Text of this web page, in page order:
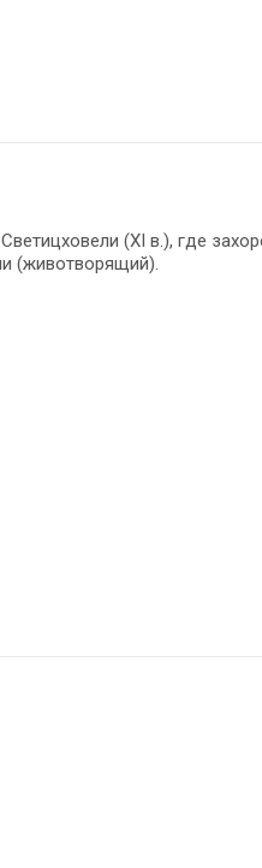
(XI в.), где
(животворящий).